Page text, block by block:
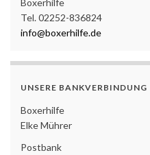
Boxerhilfe
Tel. 02252-836824
info@boxerhilfe.de
UNSERE BANKVERBINDUNG
Boxerhilfe
Elke Mührer
Postbank